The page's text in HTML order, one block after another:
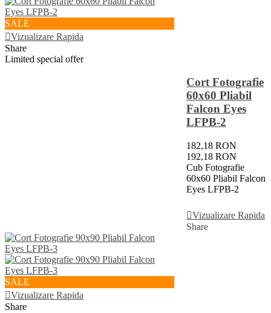
SALE
Vizualizare Rapida
Share
Limited special offer
Cort Fotografie
60x60 Pliabil
Falcon Eyes
LFPB-2
182,18 RON
192,18 RON
Cub Fotografie
60x60 Pliabil Falcon
Eyes LFPB-2
Vizualizare Rapida
Share
SALE
Vizualizare Rapida
Share